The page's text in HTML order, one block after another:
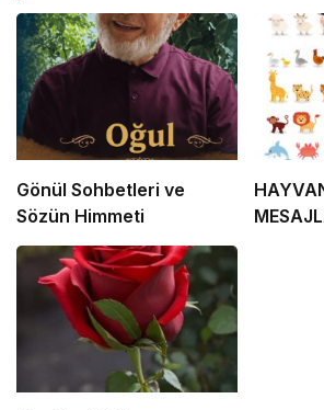
Gönül Sohbetleri ve
Sözün Himmeti